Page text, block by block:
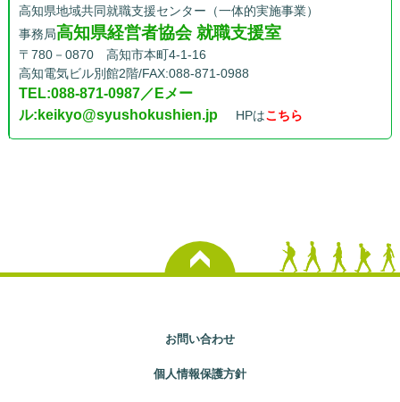
高知県地域共同就職支援センター（一体的実施事業）
事務局高知県経営者協会 就職支援室
〒780－0870 高知市本町4-1-16
高知電気ビル別館2階/FAX:088-871-0988
TEL:088-871-0987／Eメー
ル:keikyo@syushokushien.jp HPはこちら
お問い合わせ
個人情報保護方針